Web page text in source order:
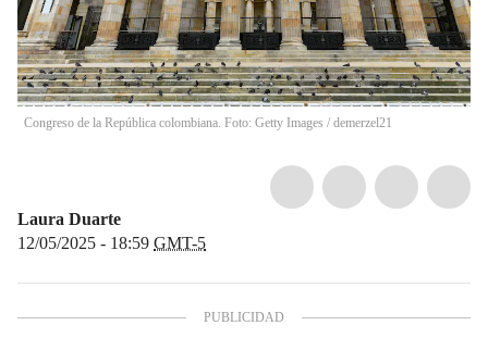
Congreso de la República colombiana. Foto: Getty Images / demerzel21
Laura Duarte
12/05/2025 - 18:59 GMT-5